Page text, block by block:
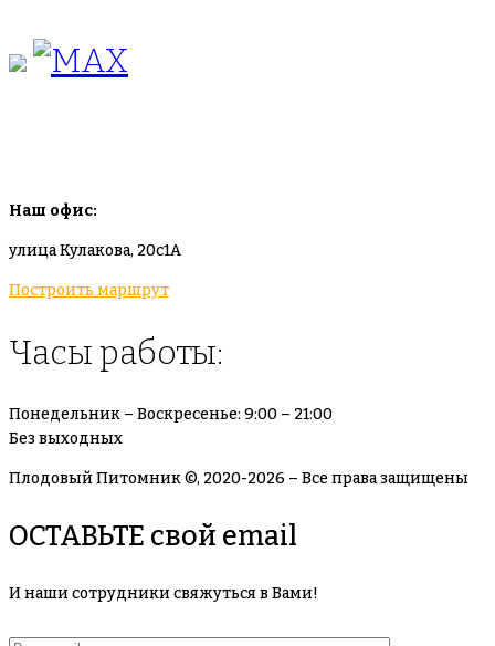
Наш офис:
улица Кулакова, 20с1А
Построить маршрут
Часы работы:
Понедельник – Воскресенье: 9:00 – 21:00
Без выходных
Плодовый Питомник ©, 2020-2026 – Все права защищены
ОСТАВЬТЕ свой email
И наши сотрудники свяжуться в Вами!